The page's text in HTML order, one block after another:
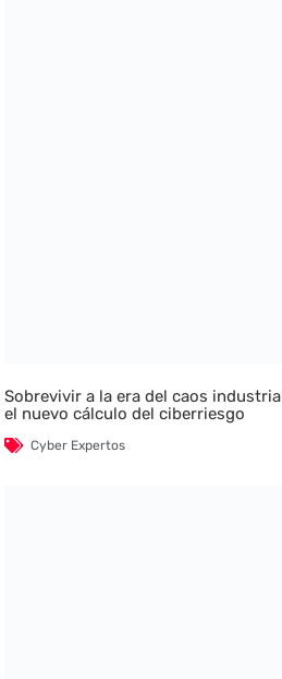
Sobrevivir a la era del caos
el nuevo cálculo del ciberriesgo
Cyber Expertos